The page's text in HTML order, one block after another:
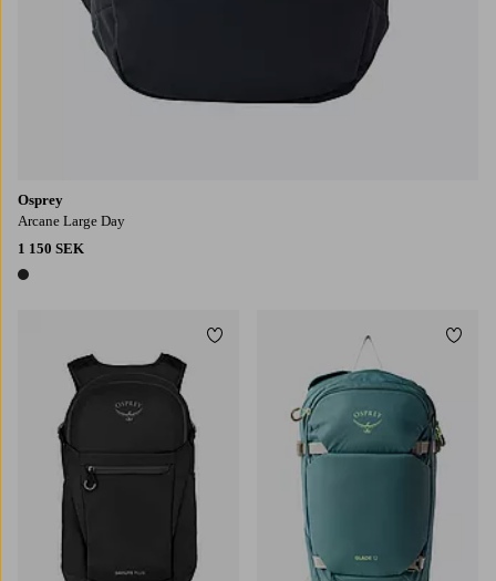
Osprey
Arcane Large Day
1 150 SEK
1 färg
Lägg till i favoriter